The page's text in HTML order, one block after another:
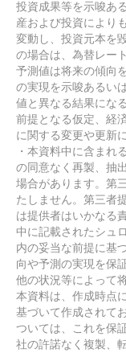
投資成果等を示唆あ
産および投資により
変動し、投資元本を
の場合は、為替レー
予測値は将来の傾向
の実現を示唆あるい
値と異なる結果にな
前提となる仮定、経
に関する変更や更新
・本資料中に含まれ
の同意なく再製、抽
場合があります。第
たしません。第三者
は提供者はいかなる
中に記載されたシュ
内の妥当な前提に基
向や予測の実現を保
他の状況等によって
本資料は、作成時点
基づいて作成されて
ついては、これを保
社の許諾なく複製、